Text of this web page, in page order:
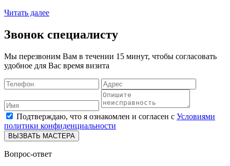
Читать далее
Звонок специалисту
Мы перезвоним Вам в течении 15 минут, чтобы согласовать
удобное для Вас время визита
Подтверждаю, что я ознакомлен и согласен с Условиями
политики конфиденциальности
ВЫЗВАТЬ МАСТЕРА
Вопрос-ответ